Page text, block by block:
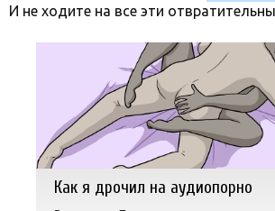
И не ходите на все эти
Как я дрочил на аудиопорно